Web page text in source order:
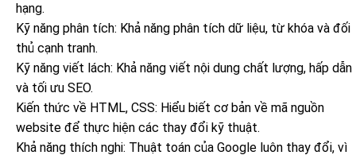
hạng.
Kỹ năng phân tích: Khả năng phân tích dữ liệu, từ khóa và đối
thủ cạnh tranh.
Kỹ năng viết lách: Khả năng viết nội dung chất lượng, hấp dẫn
và tối ưu SEO.
Kiến thức về HTML, CSS: Hiểu biết cơ bản về mã nguồn
website để thực hiện các thay đổi kỹ thuật.
Khả năng thích nghi: Thuật toán của Google luôn thay đổi, vì